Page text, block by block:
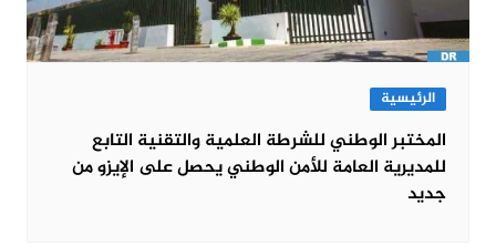
الرئيسية
المختبر الوطني للشرطة العلمية والتقنية التابع
للمديرية العامة للأمن الوطني يحصل على الإيزو من
جديد